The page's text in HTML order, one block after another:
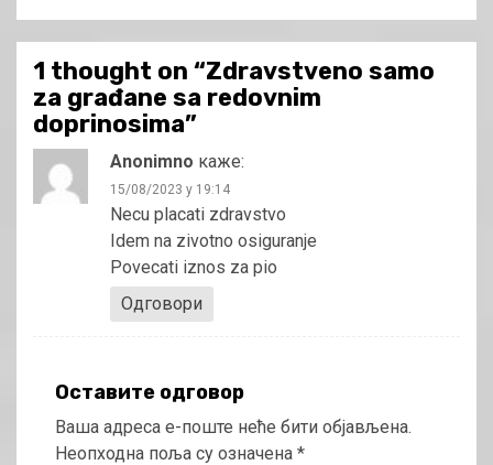
1 thought on “Zdravstveno samo
za građane sa redovnim
doprinosima”
Anonimno каже:
15/08/2023 у 19:14
Necu placati zdravstvo
Idem na zivotno osiguranje
Povecati iznos za pio
Одговори
Оставите одговор
Ваша адреса е-поште неће бити објављена.
Неопходна поља су означена *